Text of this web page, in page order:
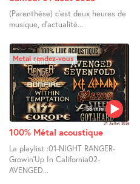
(Parenthèse) c’est deux heures de
musique, d’actualité...
58 min
Metal rendez-vous
31 Juillet 2026
100% Métal acoustique
La playlist :01-NIGHT RANGER-
Growin’Up In California02-
AVENGED...